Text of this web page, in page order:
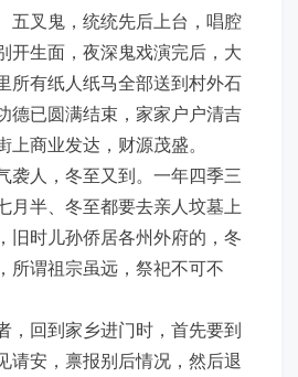
五叉鬼，统统先后上台，唱腔
开生面，夜深鬼戏演完后，大
所有纸人纸马全部送到村外石
德已圆满结束，家家户户清吉
商业发达，财源茂盛。
袭人，冬至又到。一年四季三
月半、冬至都要去亲人坟墓上
旧时儿孙侨居各州外府的，冬
所谓祖宗虽远，祭祀不可不
，回到家乡进门时，首先要到
请安，禀报别后情况，然后退